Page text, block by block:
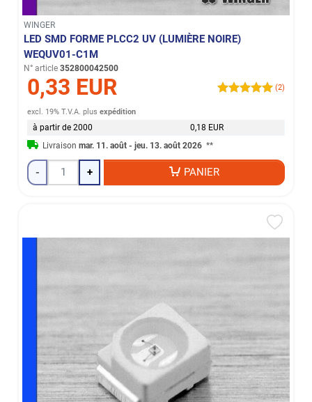
WINGER
LED SMD FORME PLCC2 UV (LUMIÈRE NOIRE)
WEQUV01-C1M
N° article 352800042500
0,33 EUR (2)
excl. 19% T.V.A. plusexpédition
à partir de 2000
0,18 EUR
Livraisonmar. 11. août - jeu. 13. août 2026 **
- + PANIER